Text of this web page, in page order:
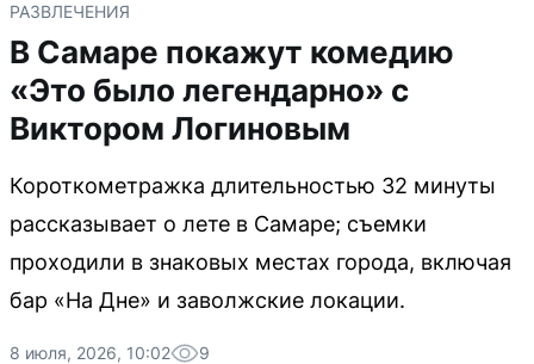
РАЗВЛЕЧЕНИЯ
В Самаре покажут комедию
«Это было легендарно» с
Виктором Логиновым
Короткометражка длительностью 32 минуты
рассказывает о лете в Самаре; съемки
проходили в знаковых местах города, включая
бар «На Дне» и заволжские локации.
8 июля, 2026, 10:02 9